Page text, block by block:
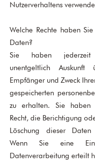
Nutzerverhaltens
Welche Rechte haben
Daten?
Sie haben
unentgeltlich Auskunft
Empfänger und Zweck
gespeicherten
zu erhalten. Sie haben
Recht, die Berichtigung
Löschung dieser
Wenn Sie eine
Datenverarbeitung erteilt